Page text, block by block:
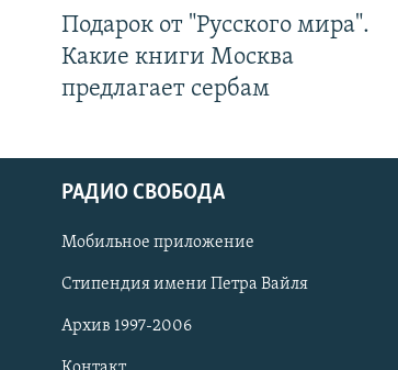
СОЦИАЛЬНЫЕ СЕТИ
Подарок от "Русского мира".
Какие книги Москва
предлагает сербам
РАДИО СВОБОДА
Мобильное приложение
Стипендия имени Петра Вайля
Архив 1997-2006